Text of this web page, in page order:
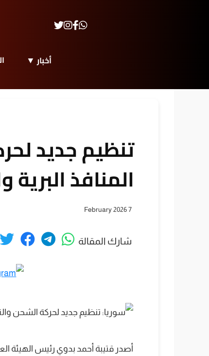
أخبار
تنظيم جديد
المنافذ البرية
7 February 2026
شارك المقالة
أصدر قتيبة أحمد بدوي رئيس الهيئة